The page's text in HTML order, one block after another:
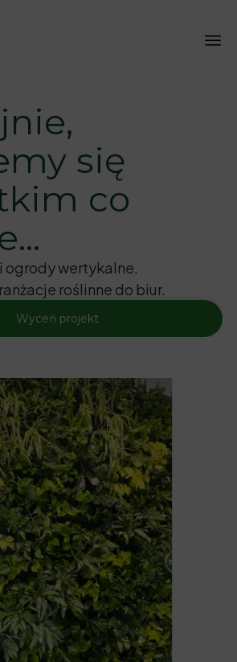
się
co
ogrody wertykalne.
roślinne do biur.
Wyceń projekt